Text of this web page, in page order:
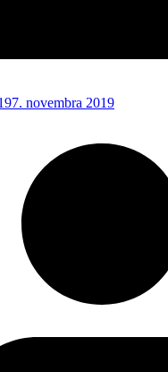
7. novembra 2019